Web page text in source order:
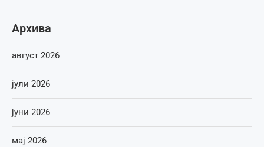
Архива
август 2026
јули 2026
јуни 2026
мај 2026